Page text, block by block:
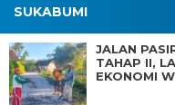
SUKABUMI
JALAN
TAHAP II,
EKONOMI